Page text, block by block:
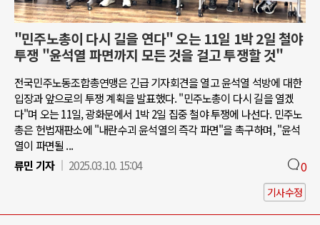
"민주노총이 다시 길을 연다" 오는 11일 1박 2일 철야
투쟁 "윤석열 파면까지 모든 것을 걸고 투쟁할 것"
전국민주노동조합총연맹은 긴급 기자회견을 열고 윤석열 석방에 대한
입장과 앞으로의 투쟁 계획을 발표했다. "민주노총이 다시 길을 열겠
다"며 오는 11일, 광화문에서 1박 2일 집중 철야 투쟁에 나선다. 민주노
총은 헌법재판소에 "내란수괴 윤석열의 즉각 파면"을 촉구하며, "윤석
열이 파면될 ...
류민 기자
2025.03.10. 15:04 0
기사수정